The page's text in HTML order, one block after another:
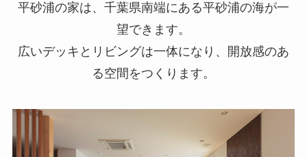
平砂浦の家は、千葉県南端にある平砂浦の海が一
望できます。
広いデッキとリビングは一体になり、開放感のあ
る空間をつくります。